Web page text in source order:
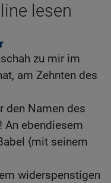
lesen
zu mir im
am Zehnten des
den Namen des
An ebendiesem
{mit seinem
widerspenstigen